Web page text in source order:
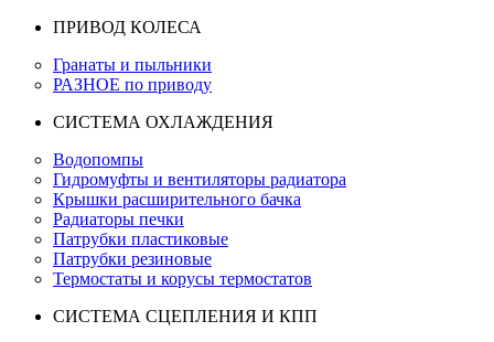
ПРИВОД КОЛЕСА
Гранаты и пыльники
РАЗНОЕ по приводу
СИСТЕМА ОХЛАЖДЕНИЯ
Водопомпы
Гидромуфты и вентиляторы радиатора
Крышки расширительного бачка
Радиаторы печки
Патрубки пластиковые
Патрубки резиновые
Термостаты и корусы термостатов
СИСТЕМА СЦЕПЛЕНИЯ И КПП